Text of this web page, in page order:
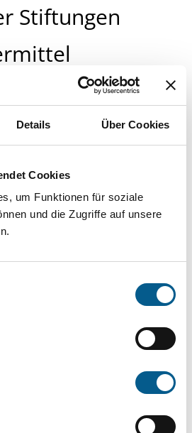
Details Über Cookies
Cookies
um Funktionen für soziale
und die Zugriffe auf unsere
Stiftungen
Unterstützung für ein
Hier können Sie
Fördermitteldatenbank und
recherchieren. Bei der
und Kleinschreibung
Ergebnisse
Wahl von Bereichen oder
Suchen